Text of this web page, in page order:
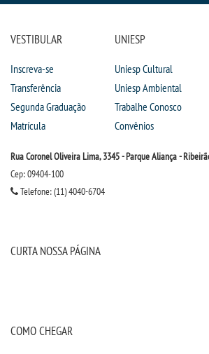
VESTIBULAR
Inscreva-se
Transferência
Segunda Graduação
Matrícula
UNIESP
Uniesp Cultural
Uniesp Ambiental
Trabalhe Conosco
Convênios
Rua Coronel Oliveira Lima, 3345 - Parque Aliança -
Cep: 09404-100
Telefone: (11) 4040-6704
CURTA NOSSA PÁGINA
COMO CHEGAR